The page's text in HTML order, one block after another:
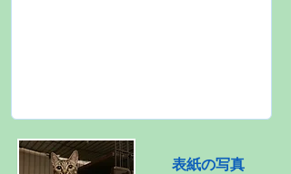
表紙の写真